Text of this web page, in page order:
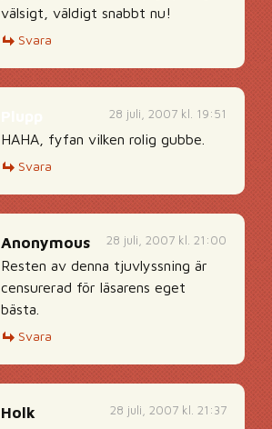
välsigt, väldigt snabbt nu!
Svara
28 juli, 2007 kl. 19:51
HAHA, fyfan vilken rolig gubbe.
Svara
28 juli, 2007 kl. 21:00
Anonymous
Resten av denna tjuvlyssning är
censurerad för läsarens eget
bästa.
Svara
28 juli, 2007 kl. 21:37
Holk